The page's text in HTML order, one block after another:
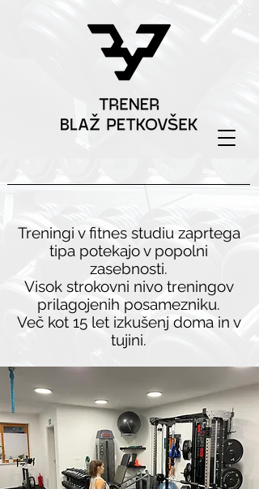
Treningi v fitnes studiu zaprtega
tipa potekajo v popolni
zasebnosti.
Visok strokovni nivo treningov
prilagojenih posamezniku.
Več kot 15 let izkušenj doma in v
tujini.